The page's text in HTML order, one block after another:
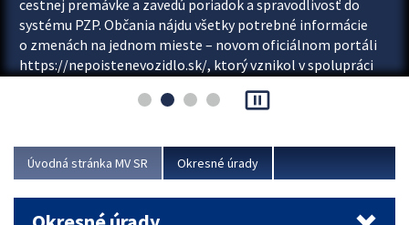
cestnej premávke a zavedú poriadok a spravodlivosť do
systému PZP. Občania nájdu všetky potrebné informácie
o zmenách na jednom mieste – novom oficiálnom portáli
https://nepoistenevozidlo.sk/, ktorý vznikol v spolupráci
asociácie poisťovní (SLASPO) a Ministerstva vnútra SR.
Viac
pause_presentation
Úvodná stránka MV SR Okresné úrady